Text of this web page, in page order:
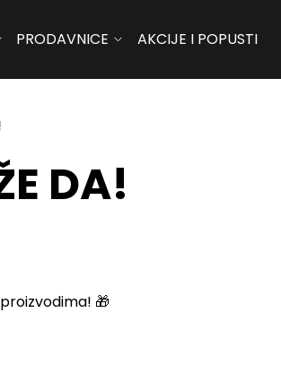
PRODAVNICE AKCIJE I POPUSTI
DA!
🎁